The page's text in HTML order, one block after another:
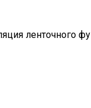
ленточного